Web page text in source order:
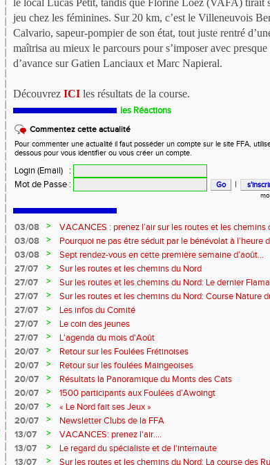
le local Lucas Petit, tandis que Florine Loez (VAFA) tirait
jeu chez les féminines. Sur 20 km, c’est le Villeneuvois
Calvario, sapeur-pompier de son état, tout juste rentré
maîtrisa au mieux le parcours pour s’imposer avec
d’avance sur Gatien Lanciaux et Marc Napieral.
Découvrez ICI les résultats de la course.
les Réactions
Commentez cette actualité
Pour commenter une actualité il faut posséder un compte sur le site FFA,
dessous pour vous identifier ou vous créer un compte.
Login (Email)
:
Mot de Passe : |
03/08 >
VACANCES : prenez l’air sur les routes et les chemins
03/08
>
Pourquoi ne pas être séduit par le bénévolat à l’heure
?...
03/08 >
Sept rendez-vous en cette première semaine d’août…
27/07
>
Sur les routes et les chemins du Nord
27/07
>
Sur les routes et les chemins du Nord: Le dernier
27/07
>
Sur les routes et les chemins du Nord: Course Nature
Marque
27/07 >
Les infos du Comité
27/07
>
Le coin des jeunes
27/07
>
L'agenda du mois d'Août
20/07
>
Retour sur les Foulées Frétinoises
20/07
>
Retour sur les foulées Maingeoises
20/07
>
Résultats la Panoramique du Monts des Cats
20/07
>
1500 participants aux Foulées d’Awoingt
20/07
>
« Le Nord fait ses Jeux »
20/07
>
Newsletter Clubs de la FFA
13/07
>
VACANCES: prenez l'air....
13/07
>
Le regard du spécialiste et de l'internaute
13/07
> Sur les routes et les chemins du Nord: La course des